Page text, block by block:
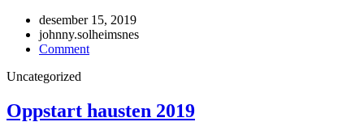
desember 15, 2019
johnny.solheimsnes
Commenton
Uncategorized
Oppstart hausten 2019